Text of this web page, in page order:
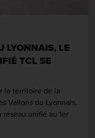
LYONNAIS, LE
TCL SE
le territoire de la
Vallons du Lyonnais,
unifié au 1er